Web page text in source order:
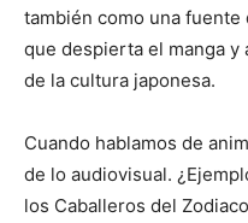
también como una
que despierta el manga y
de la cultura japonesa.
Cuando hablamos de
de lo audiovisual.
los Caballeros del